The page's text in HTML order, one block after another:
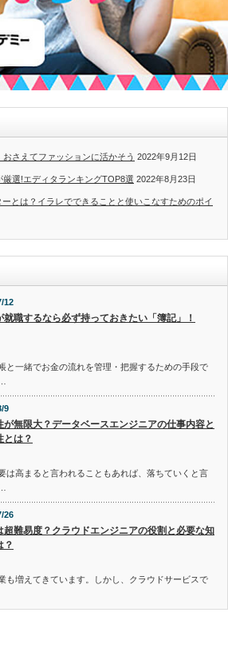
おさえてファッションに活かそう 2022年9月12日
厳選!エディタランキングTOP8選 2022年8月23日
ーとは？イラレでできることと使いこなすためのポイ
12
就職するなら必ず持っておきたい「簿記」！
と一緒でお金の流れを管理・把握するための手段で
9
が無限大？データベースエンジニアの仕事内容と
とは？
は高まると言われることもあれば、落ちていくと言
26
超難易度？クラウドエンジニアの役割と必要な知
？
も増えてきています。しかし、クラウドサービスで